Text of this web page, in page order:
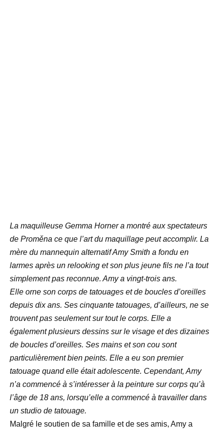
La maquilleuse Gemma Horner a montré aux spectateurs
de Proměna ce que l’art du maquillage peut accomplir. La
mère du mannequin alternatif Amy Smith a fondu en
larmes après un relooking et son plus jeune fils ne l’a tout
simplement pas reconnue. Amy a vingt-trois ans.
Elle orne son corps de tatouages et de boucles d’oreilles
depuis dix ans. Ses cinquante tatouages, d’ailleurs, ne se
trouvent pas seulement sur tout le corps. Elle a
également plusieurs dessins sur le visage et des dizaines
de boucles d’oreilles. Ses mains et son cou sont
particulièrement bien peints. Elle a eu son premier
tatouage quand elle était adolescente. Cependant, Amy
n’a commencé à s’intéresser à la peinture sur corps qu’à
l’âge de 18 ans, lorsqu’elle a commencé à travailler dans
un studio de tatouage.
Malgré le soutien de sa famille et de ses amis, Amy a